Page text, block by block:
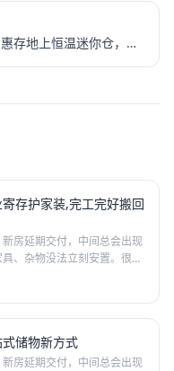
存地上恒温迷你仓，解
存护家装,完工完好搬回
房延期交付，中间总会出现
、杂物没法立刻安置。很多
寄存、哪些没必要存放、哪
储物新方式
房延期交付，中间总会出现